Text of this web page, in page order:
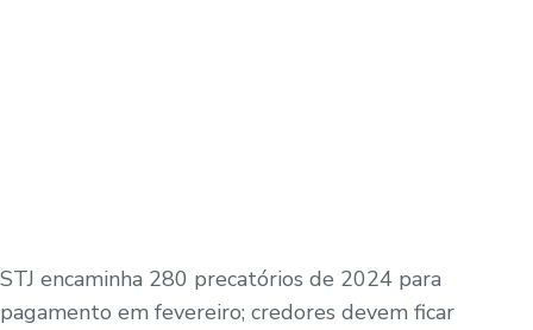
STJ encaminha 280 precatórios de 2024 para
pagamento em fevereiro; credores devem ficar